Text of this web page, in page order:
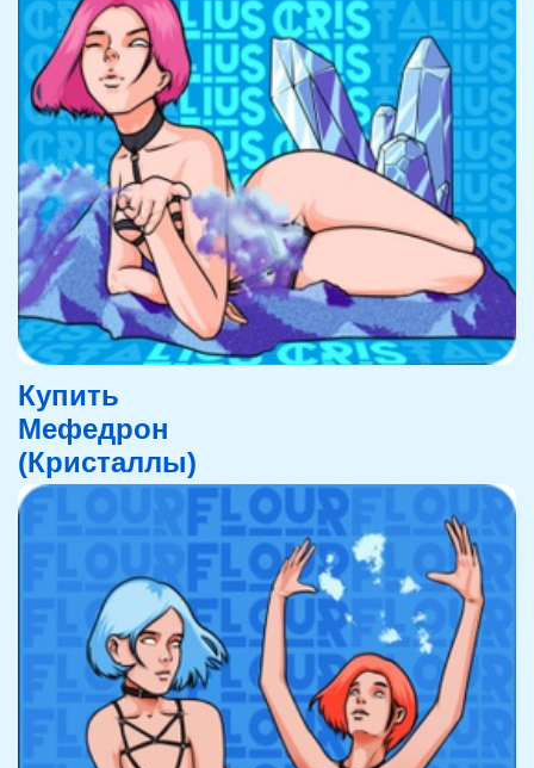
Купить
Мефедрон
(Кристаллы)